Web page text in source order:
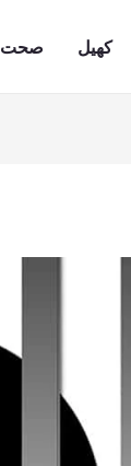
کھیل صحت